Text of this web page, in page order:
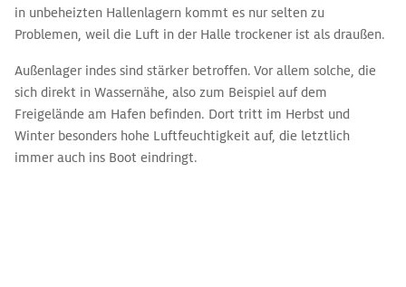
in unbeheizten Hallenlagern kommt es nur selten zu
Problemen, weil die Luft in der Halle trockener ist als draußen.
Außenlager indes sind stärker betroffen. Vor allem solche, die
sich direkt in Wassernähe, also zum Beispiel auf dem
Freigelände am Hafen befinden. Dort tritt im Herbst und
Winter besonders hohe Luftfeuchtigkeit auf, die letztlich
immer auch ins Boot eindringt.